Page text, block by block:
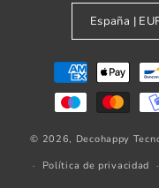
Formas
pago
© 2026, Decohappy
Política de privacidad